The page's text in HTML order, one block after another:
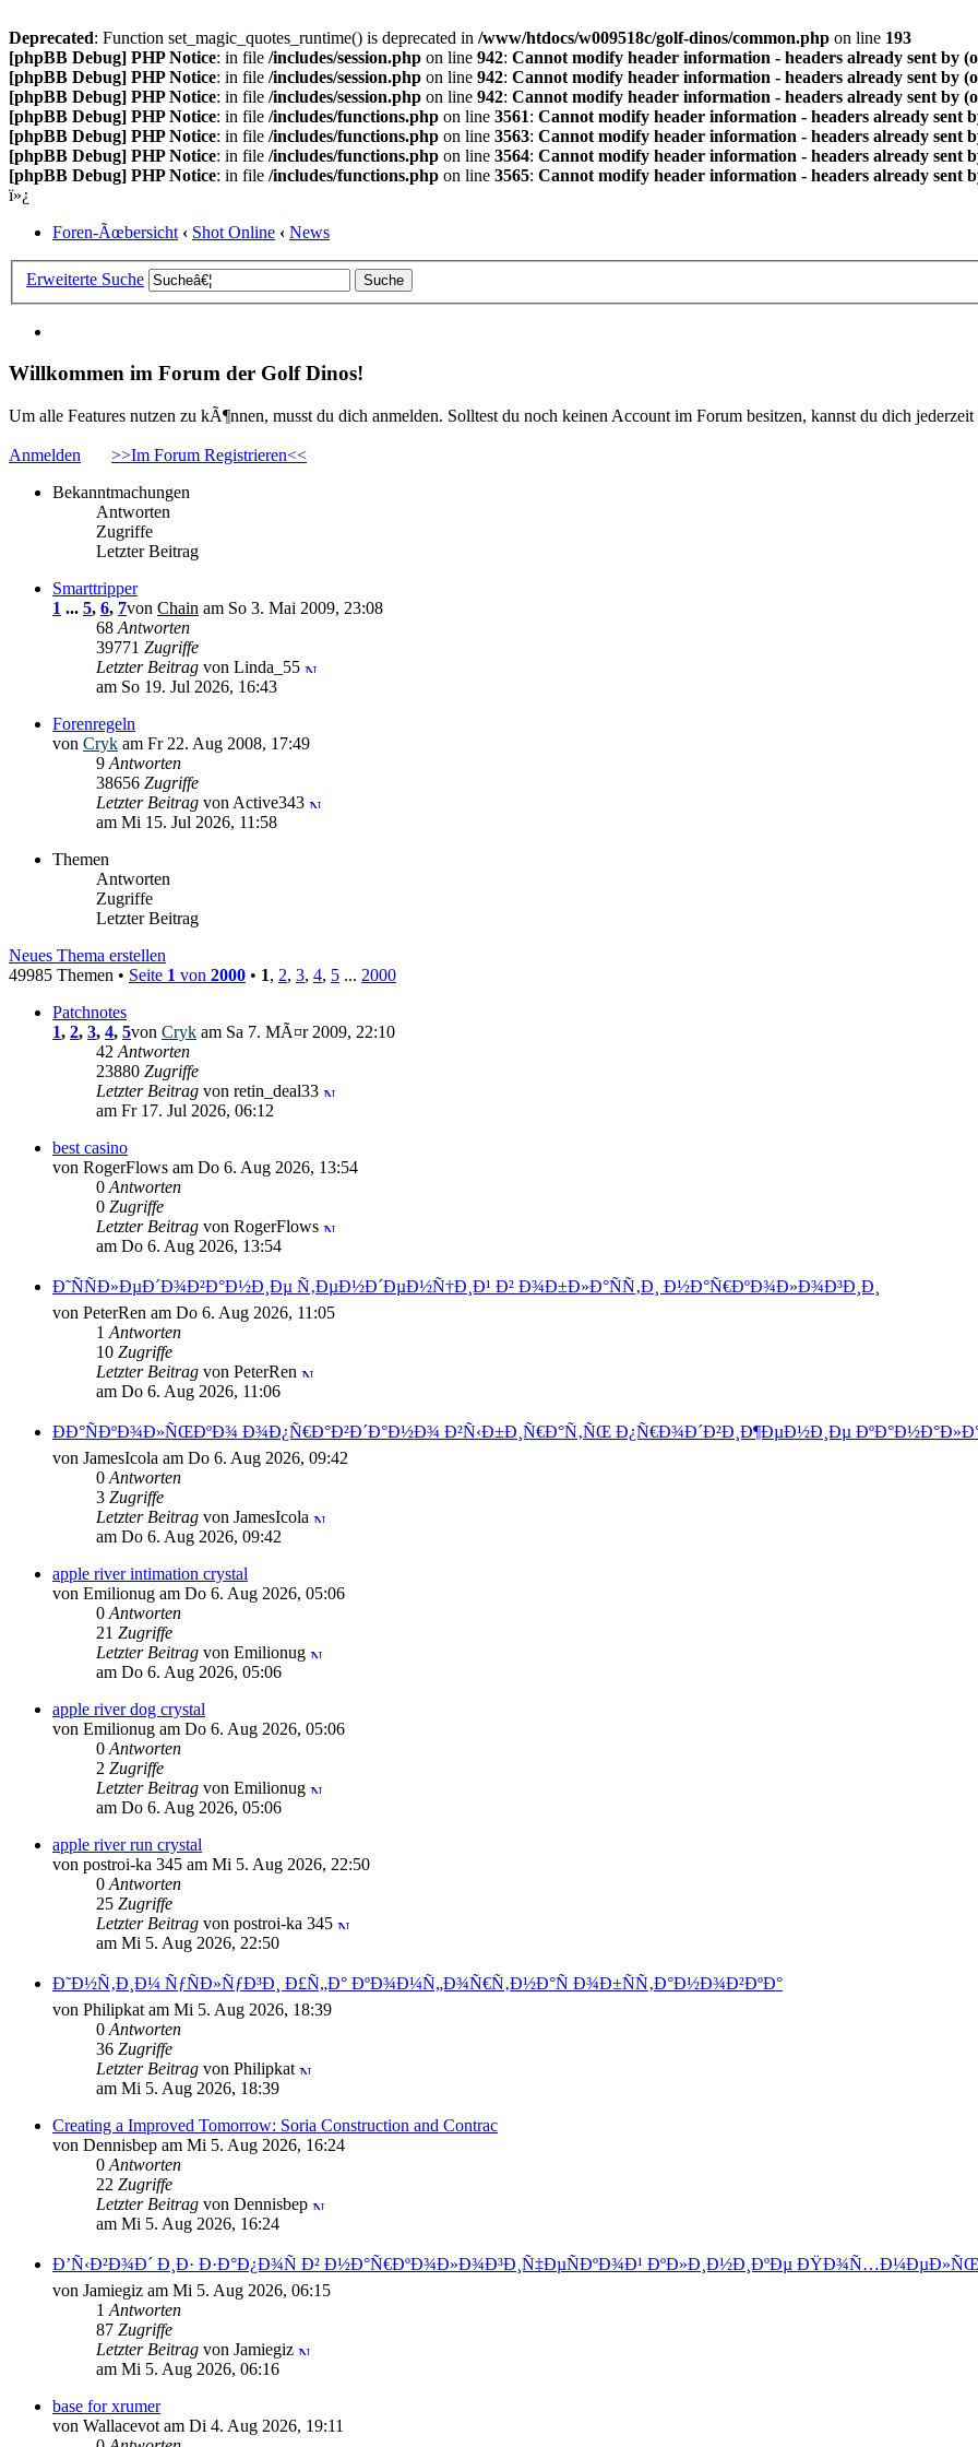
Deprecated: Function set_magic_quotes_runtime() is deprecated in /www/htdocs/w009518c/golf-dinos/common.php on line 193
[phpBB Debug] PHP Notice: in file /includes/session.php on line 942: Cannot modify header information - headers already sent by
[phpBB Debug] PHP Notice: in file /includes/session.php on line 942: Cannot modify header information - headers already sent by
[phpBB Debug] PHP Notice: in file /includes/session.php on line 942: Cannot modify header information - headers already sent by
[phpBB Debug] PHP Notice: in file /includes/functions.php on line 3561: Cannot modify header information - headers already sent
[phpBB Debug] PHP Notice: in file /includes/functions.php on line 3563: Cannot modify header information - headers already sent
[phpBB Debug] PHP Notice: in file /includes/functions.php on line 3564: Cannot modify header information - headers already sent
[phpBB Debug] PHP Notice: in file /includes/functions.php on line 3565: Cannot modify header information - headers already sent
ï»¿
Foren-Ãœbersicht ‹ Shot Online ‹ News
Erweiterte Suche
Willkommen im Forum der Golf Dinos!
Um alle Features nutzen zu kÃ¶nnen, musst du dich anmelden. Solltest du noch keinen Account im Forum besitzen, kannst du dich jederzeit
Anmelden
>>Im Forum Registrieren<<
Bekanntmachungen
Antworten
Zugriffe
Letzter Beitrag
Smarttripper
1 ... 5, 6, 7von Chain am So 3. Mai 2009, 23:08
68 Antworten
39771 Zugriffe
Letzter Beitrag von Linda_55
am So 19. Jul 2026, 16:43
Forenregeln
von Cryk am Fr 22. Aug 2008, 17:49
9 Antworten
38656 Zugriffe
Letzter Beitrag von Active343
am Mi 15. Jul 2026, 11:58
Themen
Antworten
Zugriffe
Letzter Beitrag
Neues Thema erstellen
49985 Themen • Seite 1 von 2000 • 1, 2, 3, 4, 5 ... 2000
Patchnotes
1, 2, 3, 4, 5von Cryk am Sa 7. MÃ¤r 2009, 22:10
42 Antworten
23880 Zugriffe
Letzter Beitrag von retin_deal33
am Fr 17. Jul 2026, 06:12
best casino
von RogerFlows am Do 6. Aug 2026, 13:54
0 Antworten
0 Zugriffe
Letzter Beitrag von RogerFlows
am Do 6. Aug 2026, 13:54
Ð˜ÑÑÐ»ÐµÐ´Ð¾Ð²Ð°Ð½Ð¸Ðµ Ñ‚ÐµÐ½Ð´ÐµÐ½Ñ†Ð¸Ð¹ Ð² Ð¾Ð±Ð»Ð°ÑÑ‚Ð¸ Ð½Ð°Ñ€ÐºÐ¾Ð»Ð¾Ð³Ð¸Ð¸
von PeterRen am Do 6. Aug 2026, 11:05
1 Antworten
10 Zugriffe
Letzter Beitrag von PeterRen
am Do 6. Aug 2026, 11:06
ÐÐ°ÑÐºÐ¾Ð»ÑŒÐºÐ¾ Ð¾Ð¿Ñ€Ð°Ð²Ð´Ð°Ð½Ð¾ Ð²Ñ‹Ð±Ð¸Ñ€Ð°Ñ‚ÑŒ Ð¿Ñ€Ð¾Ð´Ð²Ð¸Ð¶ÐµÐ½Ð¸Ðµ ÐºÐ°Ð½Ð°Ð»Ð°
von JamesIcola am Do 6. Aug 2026, 09:42
0 Antworten
3 Zugriffe
Letzter Beitrag von JamesIcola
am Do 6. Aug 2026, 09:42
apple river intimation crystal
von Emilionug am Do 6. Aug 2026, 05:06
0 Antworten
21 Zugriffe
Letzter Beitrag von Emilionug
am Do 6. Aug 2026, 05:06
apple river dog crystal
von Emilionug am Do 6. Aug 2026, 05:06
0 Antworten
2 Zugriffe
Letzter Beitrag von Emilionug
am Do 6. Aug 2026, 05:06
apple river run crystal
von postroi-ka 345 am Mi 5. Aug 2026, 22:50
0 Antworten
25 Zugriffe
Letzter Beitrag von postroi-ka 345
am Mi 5. Aug 2026, 22:50
Ð˜Ð½Ñ‚Ð¸Ð¼ ÑƒÑÐ»ÑƒÐ³Ð¸ Ð£Ñ„Ð° ÐºÐ¾Ð¼Ñ„Ð¾Ñ€Ñ‚Ð½Ð°Ñ Ð¾Ð±ÑÑ‚Ð°Ð½Ð¾Ð²ÐºÐ°
von Philipkat am Mi 5. Aug 2026, 18:39
0 Antworten
36 Zugriffe
Letzter Beitrag von Philipkat
am Mi 5. Aug 2026, 18:39
Creating a Improved Tomorrow: Soria Construction and Contrac
von Dennisbep am Mi 5. Aug 2026, 16:24
0 Antworten
22 Zugriffe
Letzter Beitrag von Dennisbep
am Mi 5. Aug 2026, 16:24
Ð’Ñ‹Ð²Ð¾Ð´ Ð¸Ð· Ð·Ð°Ð¿Ð¾Ñ Ð² Ð½Ð°Ñ€ÐºÐ¾Ð»Ð¾Ð³Ð¸Ñ‡ÐµÑÐºÐ¾Ð¹ ÐºÐ»Ð¸Ð½Ð¸ÐºÐµ
von Jamiegiz am Mi 5. Aug 2026, 06:15
1 Antworten
87 Zugriffe
Letzter Beitrag von Jamiegiz
am Mi 5. Aug 2026, 06:16
base for xrumer
von Wallacevot am Di 4. Aug 2026, 19:11